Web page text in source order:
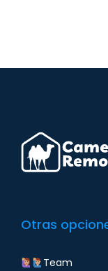
Otras
Team